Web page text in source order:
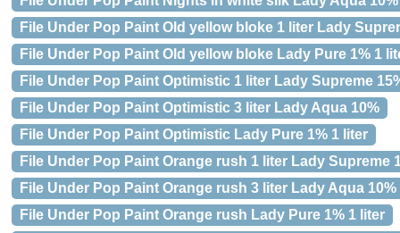
File Under Pop Paint Old yellow bloke 1 liter Lady
File Under Pop Paint Old yellow bloke Lady Pure 1% 1
File Under Pop Paint Optimistic 1 liter Lady Supreme
File Under Pop Paint Optimistic 3 liter Lady Aqua 10%
File Under Pop Paint Optimistic Lady Pure 1% 1 liter
File Under Pop Paint Orange rush 1 liter Lady Supreme
File Under Pop Paint Orange rush 3 liter Lady Aqua 10%
File Under Pop Paint Orange rush Lady Pure 1% 1 liter